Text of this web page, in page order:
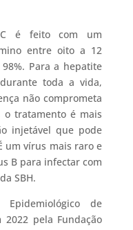
é feito com um
entre oito a 12
Para a hepatite
toda a vida,
não comprometa
o tratamento é mais
injetável que pode
um vírus mais raro e
B para infectar com
SBH.
de
pela Fundação